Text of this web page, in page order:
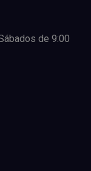
de 9:00